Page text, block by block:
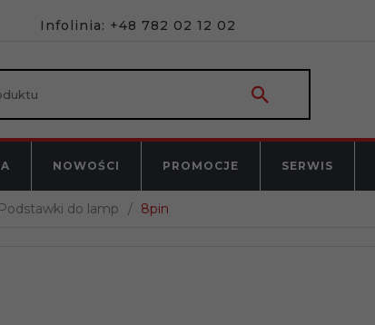
Infolinia: +48 782 02 12 02
NOWOŚCI PROMOCJE SERWIS
Podstawki do lamp 8pin